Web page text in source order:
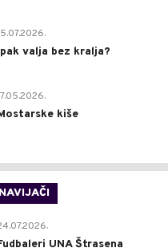
valja bez kralja?
kiše
NAVIJAČI
UNA Štrasena